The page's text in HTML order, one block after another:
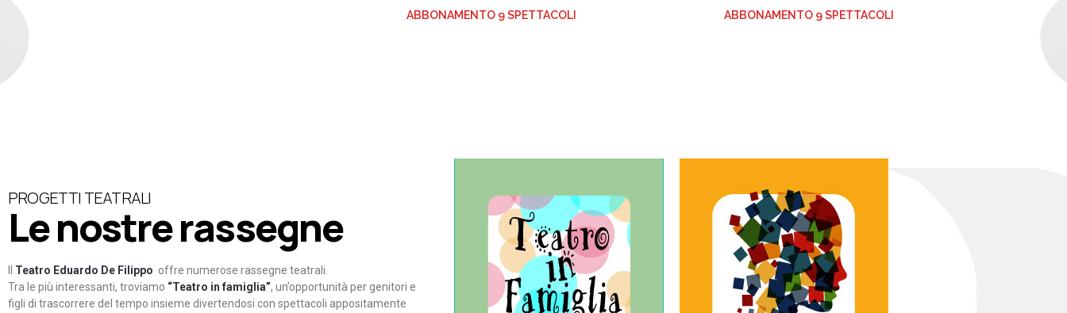
ABBONAMENTO 9 SPETTACOLI ABBONAMENTO 9 SPETTACOLI
PROGETTI TEATRALI
Le nostre rassegne
Teatro Eduardo De Filippo offre numerose rassegne teatrali.
Tra le più interessanti, troviamo “Teatro in famiglia”, un’opportunità per genitori e
figli di trascorrere del tempo insieme divertendosi con spettacoli appositamente
Teatro In Famiglia è una
rassegna di teatro concepita
per far condividere e godere
del teatro all’intera famiglia.
Continua
Tracce Dinamiche è una
rassegna di teatro
d’innovazione e sperimentale.
Continua